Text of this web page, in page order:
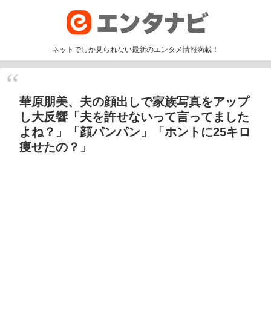
ネットでしか見られない最新のエンタメ情報満載！
華原朋美、夫の顔出しで家族写真をアップ
し大反響「夫を許せないって言ってました
よね？」「顔パンパン」「ホントに25キロ
痩せたの？」